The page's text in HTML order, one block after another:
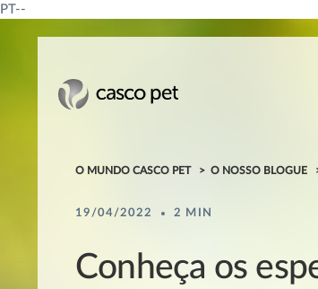
PT--
O MUNDO CASCO PET O NOSSO BLOGUE
19/04/2022 2 MIN
Conheça os